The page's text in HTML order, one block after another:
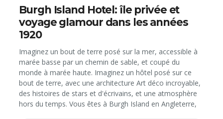
Burgh Island Hotel: île privée et
voyage glamour dans les années
1920
Imaginez un bout de terre posé sur la mer, accessible à
marée basse par un chemin de sable, et coupé du
monde à marée haute. Imaginez un hôtel posé sur ce
bout de terre, avec une architecture Art déco incroyable,
des histoires de stars et d'écrivains, et une atmosphère
hors du temps. Vous êtes à Burgh Island en Angleterre,